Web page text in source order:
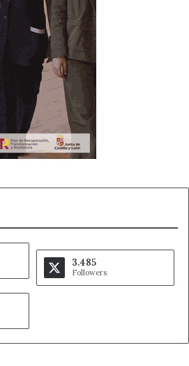
3.485
Followers